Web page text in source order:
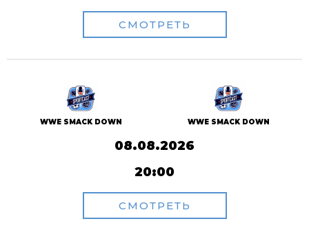
СМОТРЕТЬ
WWE SMACK DOWN WWE SMACK DOWN
08.08.2026
20:00
СМОТРЕТЬ